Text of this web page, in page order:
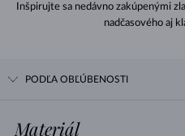
Inšpirujte sa nedávno zakúpenými
nadčasového aj
PODĽA OBĽÚBENOSTI
Materiál